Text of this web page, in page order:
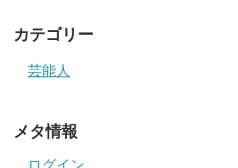
カテゴリー
芸能人
メタ情報
ログイン